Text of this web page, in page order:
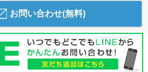
お問い合わせ(無料)